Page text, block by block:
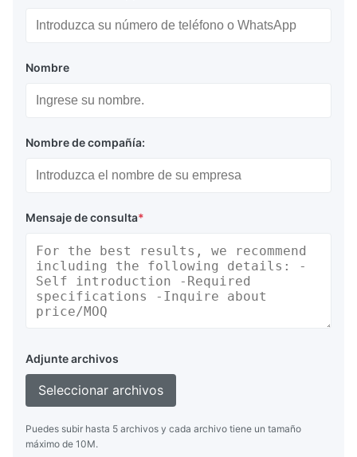
Nombre
Nombre de compañía:
Mensaje de consulta*
Adjunte archivos
Seleccionar archivos
Puedes subir hasta 5 archivos y cada archivo tiene un tamaño
máximo de 10M.